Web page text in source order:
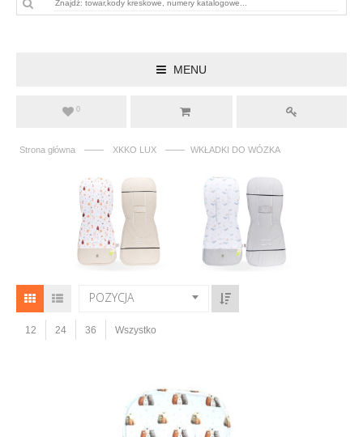
MENU
0
Strona główna —— XKKO LUX —— WKŁADKI DO WÓZKA
POZYCJA
12 24 36 Wszystko